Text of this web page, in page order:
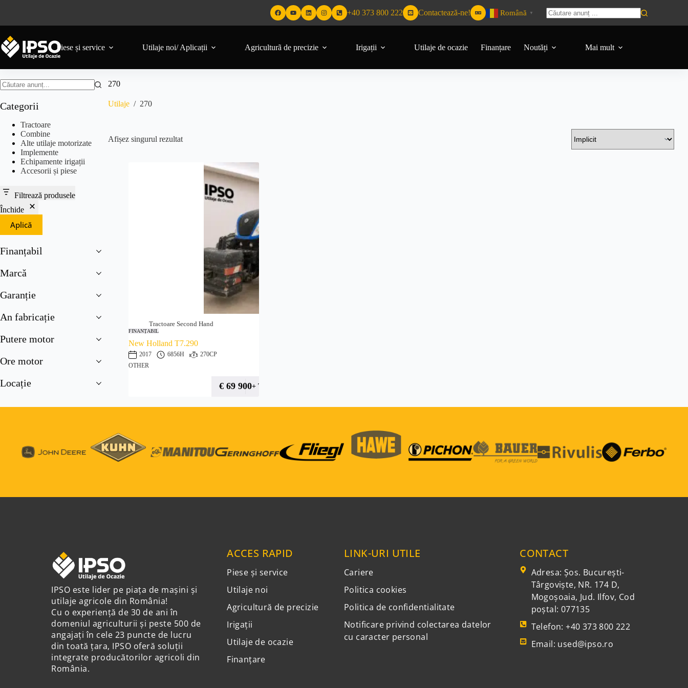
+40 373 800 222 Contactează-ne! Română ▼
Piese și service Utilaje noi/ Aplicații Agriculturã de precizie Irigații Utilaje de ocazie Finanțare Noutăți Mai mult
270
Utilaje / 270
Afișez singurul rezultat
Tractoare Second Hand
FINANȚABIL
New Holland T7.290
2017 6856H
270CP
OTHER
€ 69 900+ TVA
Categorii
Tractoare
Combine
Alte utilaje motorizate
Implemente
Echipamente irigații
Accesorii și piese
Filtrează produsele
Închide
Aplică
Finanțabil
Marcă
Garanție
An fabricație
Putere motor
Ore motor
Locație
IPSO este lider pe piața de mașini și
utilaje agricole din România!
Cu o experiență de 30 de ani în
domeniul agriculturii și peste 500 de
angajați în cele 23 puncte de lucru
din toată țara, IPSO oferă soluții
integrate producătorilor agricoli din
România.
ACCES RAPID
Piese și service
Utilaje noi
Agricultură de precizie
Irigații
Utilaje de ocazie
Finanțare
LINK-URI UTILE
Cariere
Politica cookies
Politica de confidentialitate
Notificare privind colectarea datelor
cu caracter personal
CONTACT
Adresa: Şos. Bucureşti-
Târgovişte, NR. 174 D,
Mogoşoaia, Jud. Ilfov, Cod
poștal: 077135
Telefon: +40 373 800 222
Email: used@ipso.ro